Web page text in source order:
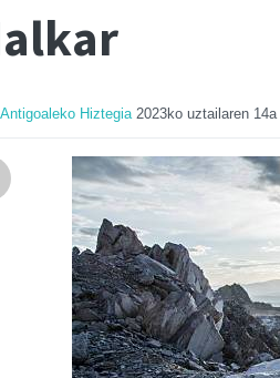
Antigoaleko Hiztegia 2023ko uztailaren 14a